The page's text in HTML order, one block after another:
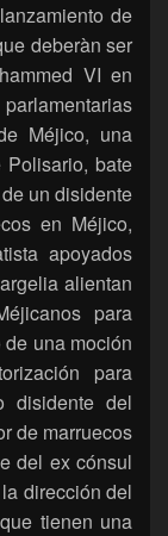
de
deberàn ser
VI en
Méjico, una
bate
un disidente
en Méjico,
apoyados
alientan
para
una moción
para
disidente del
de marruecos
del ex cónsul
dirección del
tienen una